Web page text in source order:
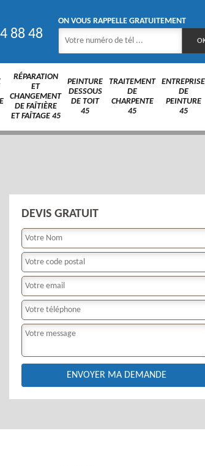
88 48
ON VOUS RAPPELLE GRATUITEMENT
RÉPARATION
ET
CHANGEMENT
DE FAÎTIÈRE
ET FAÎTAGE 45
PEINTURE
DESSOUS
DE TOIT
45
TRAITEMENT
DE
CHARPENTE
45
ENTREPRISE
DE
PEINTURE
45
DEVIS GRATUIT